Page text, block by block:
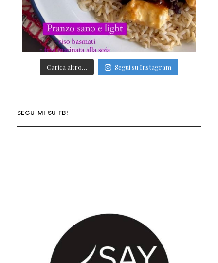
Carica altro… Segui su Instagram
SEGUIMI SU FB!